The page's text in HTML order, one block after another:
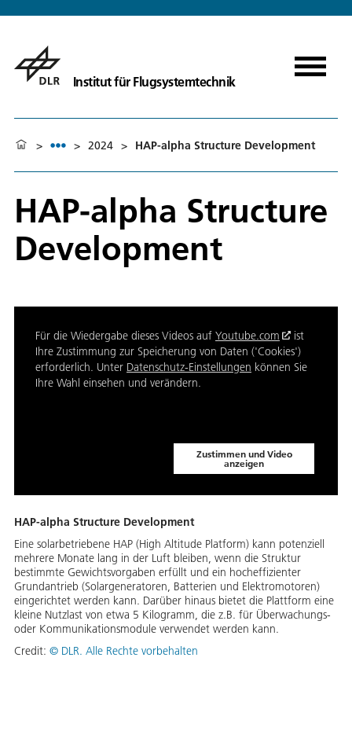
Institut für Flugsystemtechnik
> > 2024 > HAP-alpha Structure Development
HAP-alpha Structure
Development
Für die Wiedergabe dieses Videos auf Youtube.com
ist
Ihre Zustimmung zur Speicherung von Daten ('Cookies')
erforderlich. Unter Datenschutz-Einstellungen können Sie
Ihre Wahl einsehen und verändern.
Zustimmen und Video
anzeigen
HAP-alpha Structure Development
Eine solarbetriebene HAP (High Altitude Platform) kann potenziell
mehrere Monate lang in der Luft bleiben, wenn die Struktur
bestimmte Gewichtsvorgaben erfüllt und ein hocheffizienter
Grundantrieb (Solargeneratoren, Batterien und Elektromotoren)
eingerichtet werden kann. Darüber hinaus bietet die Plattform eine
kleine Nutzlast von etwa 5 Kilogramm, die z.B. für Überwachungs-
oder Kommunikationsmodule verwendet werden kann.
Credit: © DLR. Alle Rechte vorbehalten